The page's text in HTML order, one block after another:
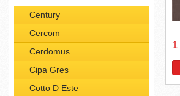
Century
Cercom
Cerdomus
Cipa Gres
Cotto D Este